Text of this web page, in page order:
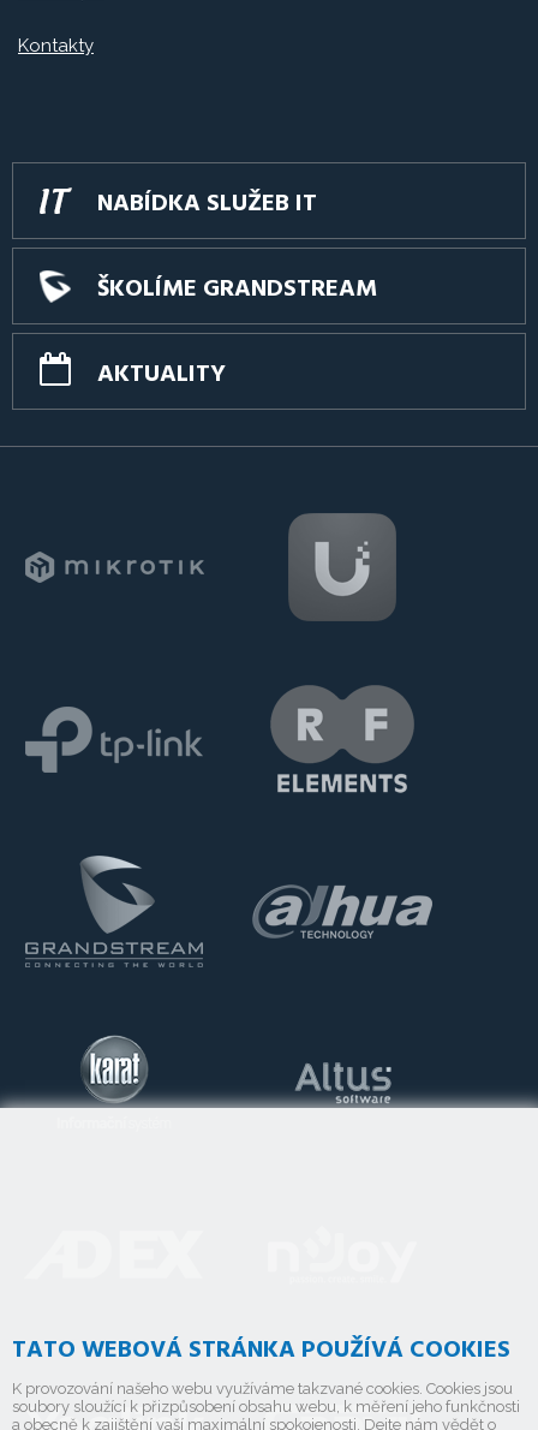
Kontakty
NABÍDKA SLUŽEB IT
ŠKOLÍME GRANDSTREAM
AKTUALITY
TATO WEBOVÁ STRÁNKA POUŽÍVÁ COOKIES
K provozování našeho webu využíváme takzvané cookies. Cookies jsou
soubory sloužící k přizpůsobení obsahu webu, k měření jeho funkčnosti
a obecně k zajištění vaší maximální spokojenosti. Dejte nám vědět o